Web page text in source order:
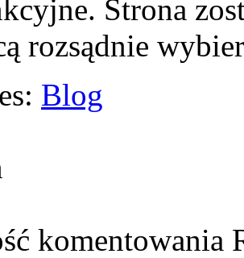
Strona
rozsądnie
Blog
komentowania